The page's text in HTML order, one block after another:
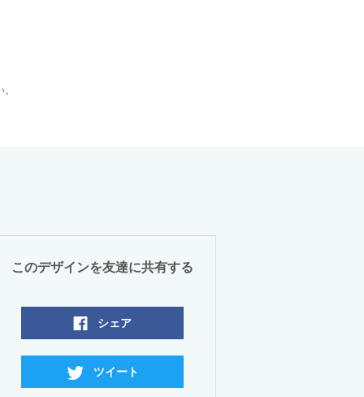
このデザインを友達に共有する
シェア
ツイート